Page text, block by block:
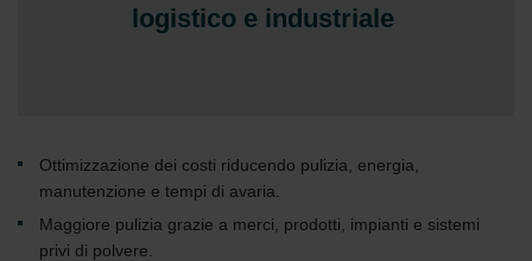
Zehnder Group België nv/sa: Déclarations de confidentialité
Zehnder Group Czech Republic s.r.o.: Zásady ochrany
Zehnder Group İç Mekan İklimlendirme Sanayi ve Ticaret
Limitet Şirketi: Web Sitesi Çerezleri
Zehnder Group Nederland bv: Privacyverklaringen
Zehnder Group Sales International: Privacy Policy
logistico e industriale
Ottimizzazione dei costi riducendo pulizia, energia,
manutenzione e tempi di avaria.
Maggiore pulizia grazie a merci, prodotti, impianti e sistemi
privi di polvere.